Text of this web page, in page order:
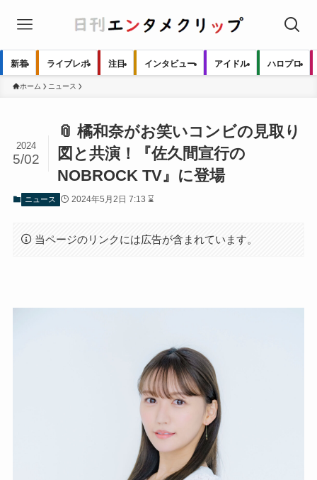
新着 ライブレポ 注目 インタビュー アイドル ハロプロ
ホーム ニュース
📎 橘和奈がお笑いコンビの見取り
図と共演！『佐久間宣行の
NOBROCK TV』に登場
2024
5/02
ニュース 2024年5月2日 7:13 ⌛
当ページのリンクには広告が含まれています。